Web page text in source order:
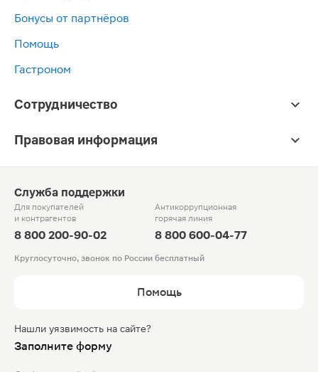
Бонусы от партнёров
Помощь
Гастроном
Сотрудничество
Правовая информация
Служба поддержки
Для покупателей
и контрагентов
8 800 200-90-02
Антикоррупционная
горячая линия
8 800 600-04-77
Круглосуточно, звонок по России бесплатный
Помощь
Нашли уязвимость на сайте?
Заполните форму